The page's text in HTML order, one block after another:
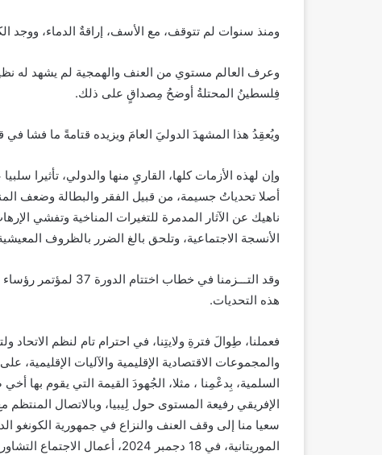
ومنذ سنوات لم تتوقف، مع الأسف، إراقةٌ الدماء،
وعرف العالم مستوي من العنف والهمجية لم يشهد له
فِلسطينُ المحتلةُ أوضحُ مِصداقٍ على ذلك.
ويُعقِدُ هذا المشهدَ الدوليَ العامَ ويزيده قتامةً ما
وإن لهذه الأزمات كلها، القاريِ منها والدولي، تأثيرا
أصلا تحدياتُ جسيمة، من قبيل الفقر والبطالة وضعف
ناهيك عن الآثار المدمرة للتغيرات المناخية وتفشي
الأنسجة الاجتماعية، وتلحق بالغ الضرر بالظروف
وقد التـــزمنا في
هذه التحديات.
فعملنا، طِوالَ فترةِ ولايتِنا، في احترام تام لنظم
والمجموعات الاقتصادية الإقليمية والآليات
السلمية، بِدعْمِنا ، مثلا، الجُهودَ القيمة التي يقوم
الإفريقي رفيعة المستوى حول لِيبيا، وبالاتصال
سعيا منا إلى وقف العنف والنزاع في جمهورية الكونغو
الموريتانية، في 18 دجمبر 2024،